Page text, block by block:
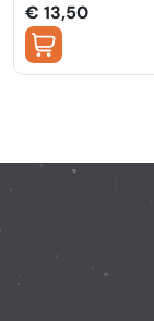
€ 13,50